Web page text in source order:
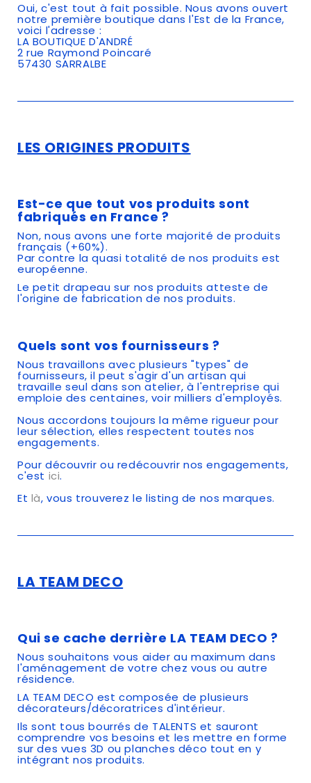
Oui, c'est tout à fait possible. Nous avons ouvert
notre première boutique dans l'Est de la France,
voici l'adresse :
LA BOUTIQUE D'ANDRÉ
2 rue Raymond Poincaré
57430 SARRALBE
LES ORIGINES PRODUITS
Est-ce que tout vos produits sont
fabriqués en France ?
Non, nous avons une forte majorité de produits
français (+60%).
Par contre la quasi totalité de nos produits est
européenne.
Le petit drapeau sur nos produits atteste de
l'origine de fabrication de nos produits.
Quels sont vos fournisseurs ?
Nous travaillons avec plusieurs "types" de
fournisseurs, il peut s'agir d'un artisan qui
travaille seul dans son atelier, à l'entreprise qui
emploie des centaines, voir milliers d'employés.
Nous accordons toujours la même rigueur pour
leur sélection, elles respectent toutes nos
engagements.
Pour découvrir ou redécouvrir nos engagements,
c'est ici.
Et là, vous trouverez le listing de nos marques.
LA TEAM DECO
Qui se cache derrière LA TEAM DECO ?
Nous souhaitons vous aider au maximum dans
l'aménagement de votre chez vous ou autre
résidence.
LA TEAM DECO est composée de plusieurs
décorateurs/décoratrices d'intérieur.
Ils sont tous bourrés de TALENTS et sauront
comprendre vos besoins et les mettre en forme
sur des vues 3D ou planches déco tout en y
intégrant nos produits.